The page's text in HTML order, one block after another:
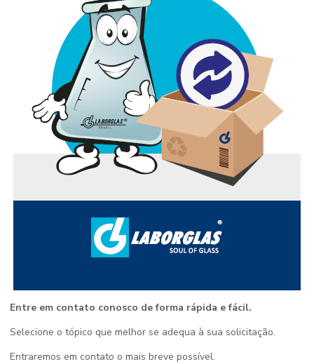
Entre em contato conosco de forma rápida e fácil.
Selecione o tópico que melhor se adequa à sua solicitação.
Entraremos em contato o mais breve possível.